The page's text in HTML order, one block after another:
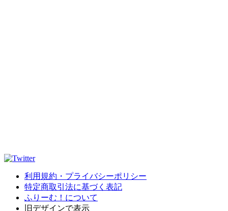
利用規約・プライバシーポリシー
特定商取引法に基づく表記
ふりーむ！について
旧デザインで表示